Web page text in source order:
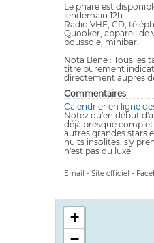
Le phare est
lendemain 12h.
Radio VHF, CD,
Quooker, appareil de
boussole, minibar.
Nota Bene : Tous les
titre purement
directement auprès
Commentaires
Calendrier en ligne
Notez qu'en début
déjà presque
autres grandes stars
nuits insolites, s'y
n'est pas du luxe.
Email - Site officiel -
+
−